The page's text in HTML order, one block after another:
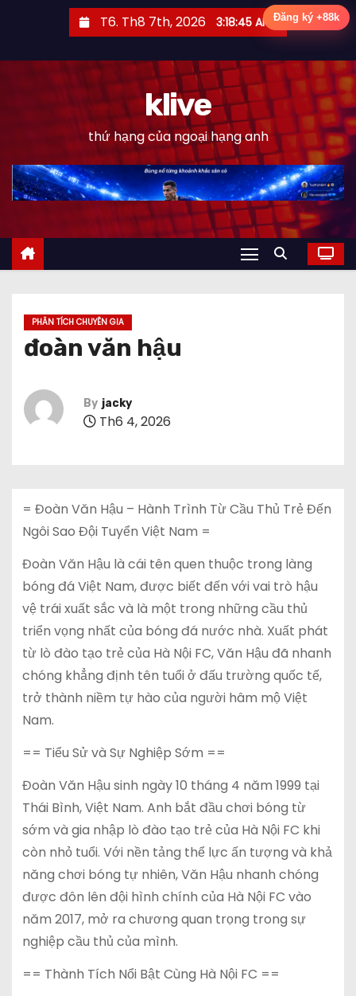
T6. Th8 7th, 2026 3:18:46 AM
klive
thứ hạng của ngoại hạng anh
PHÂN TÍCH CHUYÊN GIA
đoàn văn hậu
By jacky
Th6 4, 2026
= Đoàn Văn Hậu – Hành Trình Từ Cầu Thủ Trẻ Đến
Ngôi Sao Đội Tuyển Việt Nam =
Đoàn Văn Hậu là cái tên quen thuộc trong làng
bóng đá Việt Nam, được biết đến với vai trò hậu
vệ trái xuất sắc và là một trong những cầu thủ
triển vọng nhất của bóng đá nước nhà. Xuất phát
từ lò đào tạo trẻ của Hà Nội FC, Văn Hậu đã nhanh
chóng khẳng định tên tuổi ở đấu trường quốc tế,
trở thành niềm tự hào của người hâm mộ Việt
Nam.
== Tiểu Sử và Sự Nghiệp Sớm ==
Đoàn Văn Hậu sinh ngày 10 tháng 4 năm 1999 tại
Thái Bình, Việt Nam. Anh bắt đầu chơi bóng từ
sớm và gia nhập lò đào tạo trẻ của Hà Nội FC khi
còn nhỏ tuổi. Với nền tảng thể lực ấn tượng và khả
năng chơi bóng tự nhiên, Văn Hậu nhanh chóng
được đôn lên đội hình chính của Hà Nội FC vào
năm 2017, mở ra chương quan trọng trong sự
nghiệp cầu thủ của mình.
== Thành Tích Nổi Bật Cùng Hà Nội FC ==
Đăng ký +88k